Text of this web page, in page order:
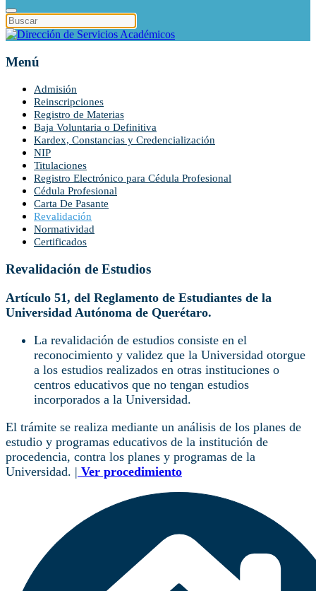
Menú
Admisión
Reinscripciones
Registro de Materias
Baja Voluntaria o Definitiva
Kardex, Constancias y Credencialización
NIP
Titulaciones
Registro Electrónico para Cédula Profesional
Cédula Profesional
Carta De Pasante
Revalidación
Normatividad
Certificados
Revalidación de Estudios
Artículo 51, del Reglamento de Estudiantes de la
Universidad Autónoma de Querétaro.
La revalidación de estudios consiste en el
reconocimiento y validez que la Universidad otorgue
a los estudios realizados en otras instituciones o
centros educativos que no tengan estudios
incorporados a la Universidad.
El trámite se realiza mediante un análisis de los planes de
estudio y programas educativos de la institución de
procedencia, contra los planes y programas de la
Universidad. | Ver procedimiento